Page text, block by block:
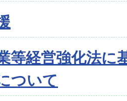
等経営強化法に
ついて